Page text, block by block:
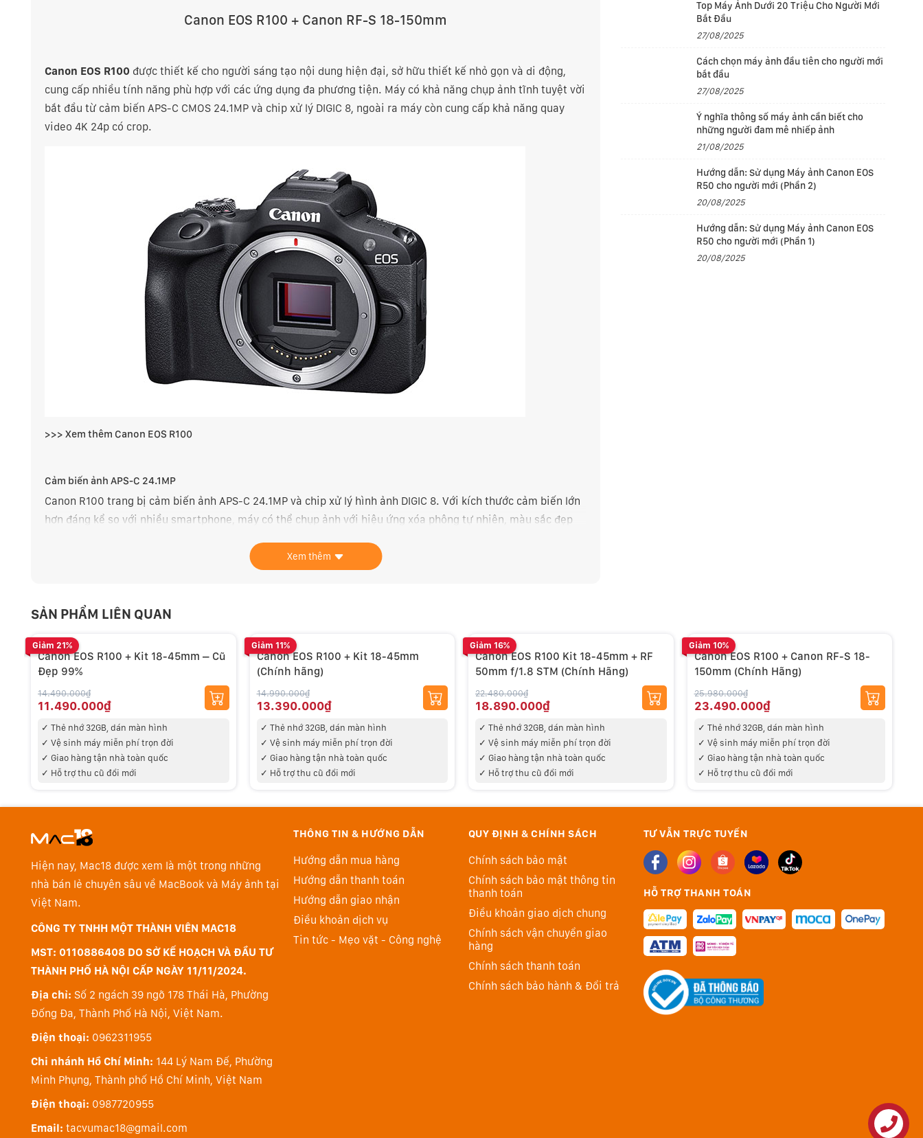
Canon EOS R100 + Canon RF-S 18-150mm
Canon EOS R100 được thiết kế cho người sáng tạo nội dung hiện đại, sở hữu thiết kế nhỏ gọn và di động,
cung cấp nhiều tính năng phù hợp với các ứng dụng đa phương tiện. Máy có khả năng chụp ảnh tĩnh tuyệt vời
bắt đầu từ cảm biến APS-C CMOS 24.1MP và chip xử lý DIGIC 8, ngoài ra máy còn cung cấp khả năng quay
video 4K 24p có crop.
>>> Xem thêm Canon EOS R100
Cảm biến ảnh APS-C 24.1MP
Canon R100 trang bị cảm biến ảnh APS-C 24.1MP và chip xử lý hình ảnh DIGIC 8. Với kích thước cảm biến lớn
hơn đáng kể so với nhiều smartphone, máy có thể chụp ảnh với hiệu ứng xóa phông tự nhiên, màu sắc đẹp
Tận dụng kích thước cảm biến, EOS R100 chụp ảnh có độ nhạy cao và độ nhiễu thấp để ghi lại bầu không khí,
Dual Pixel CMOS AF & Eye Detection AF
Dual Pixel CMOS AF cung cấp khả năng lấy nét tự động nhanh, chính xác để có được bức ảnh mong muốn
ngay khoảnh khắc diễn ra. Máy ảnh EOS R100 nổi bật với vùng lấy nét mở rộng bao phủ khoảng 88% chiều
ngang và 100% chiều dọc của vùng hình ảnh, chia nhỏ ảnh đến 143 phân vùng AF trong quá trình chọn tự
động. Dễ dàng chụp nhanh đối tượng với EOS R100 bằng Eye Detection AF cho phép chụp ngay cả khi đối
tượng ở xa, cũng có thể sử dụng khi toàn bộ cơ thể của đối tượng nằm trong khung hình để khóa mắt từ
khoảng cách xa hơn.
Xem thêm
Top Máy Ảnh Dưới 20 Triệu Cho Người Mới
Bắt Đầu
27/08/2025
Cách chọn máy ảnh đầu tiên cho người mới
bắt đầu
27/08/2025
Ý nghĩa thông số máy ảnh cần biết cho
những người đam mê nhiếp ảnh
21/08/2025
Hướng dẫn: Sử dụng Máy ảnh Canon EOS
R50 cho người mới (Phần 2)
20/08/2025
Hướng dẫn: Sử dụng Máy ảnh Canon EOS
R50 cho người mới (Phần 1)
20/08/2025
SẢN PHẨM LIÊN QUAN
Giảm 21%
Canon EOS R100 + Kit 18-45mm – Cũ
Đẹp 99%
14.490.000₫
11.490.000₫
✓ Thẻ nhớ 32GB , dán màn hình
✓ Vệ sinh máy miễn phí trọn đời
✓ Giao hàng tận nhà toàn quốc
✓ Hỗ trợ thu cũ đổi mới
Giảm 11%
Canon EOS R100 + Kit 18-45mm
(Chính hãng)
14.990.000₫
13.390.000₫
✓ Thẻ nhớ 32GB, dán màn hình
✓ Vệ sinh máy miễn phí trọn đời
✓ Giao hàng tận nhà toàn quốc
✓ Hỗ trợ thu cũ đổi mới
Giảm 16%
Canon EOS R100 Kit 18-45mm + RF
50mm f/1.8 STM (Chính Hãng)
22.480.000₫
18.890.000₫
✓ Thẻ nhớ 32GB , dán màn hình
✓ Vệ sinh máy miễn phí trọn đời
✓ Giao hàng tận nhà toàn quốc
✓ Hỗ trợ thu cũ đổi mới
Giảm 10%
Canon EOS R100 + Canon RF-S 18-
150mm (Chính Hãng)
25.980.000₫
23.490.000₫
✓ Thẻ nhớ 32GB, dán màn hình
✓ Vệ sinh máy miễn phí trọn đời
✓ Giao hàng tận nhà toàn quốc
✓ Hỗ trợ thu cũ đổi mới
Hiện nay, Mac18 được xem là một trong những
nhà bán lẻ chuyên sâu về MacBook và Máy ảnh tại
Việt Nam.
CÔNG TY TNHH MỘT THÀNH VIÊN MAC18
MST: 0110886408 DO SỞ KẾ HOẠCH VÀ ĐẦU TƯ
THÀNH PHỐ HÀ NỘI CẤP NGÀY 11/11/2024.
Địa chỉ: Số 2 ngách 39 ngõ 178 Thái Hà, Phường
Đống Đa, Thành Phố Hà Nội, Việt Nam.
Điện thoại: 0962311955
Chi nhánh Hồ Chí Minh: 144 Lý Nam Đế, Phường
Minh Phụng, Thành phố Hồ Chí Minh, Việt Nam
Điện thoại: 0987720955
Email: tacvumac18@gmail.com
THÔNG TIN & HƯỚNG DẪN
Hướng dẫn mua hàng
Hướng dẫn thanh toán
Hướng dẫn giao nhận
Điều khoản dịch vụ
Tin tức - Mẹo vặt - Công nghệ
QUY ĐỊNH & CHÍNH SÁCH
Chính sách bảo mật
Chính sách bảo mật thông tin
thanh toán
Điều khoản giao dịch chung
Chính sách vận chuyển giao
hàng
Chính sách thanh toán
Chính sách bảo hành & Đổi trả
TƯ VẪN TRỰC TUYẾN
HỖ TRỢ THANH TOÁN
Liên hệ